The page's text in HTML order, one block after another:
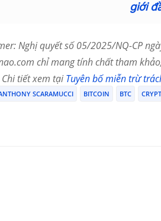
giới
Nghị quyết số 05/2025/NQ-CP
chỉ mang tính chất tham
tiết xem tạiTuyên bố miễn trừ
SCARAMUCCI BITCOIN BTC